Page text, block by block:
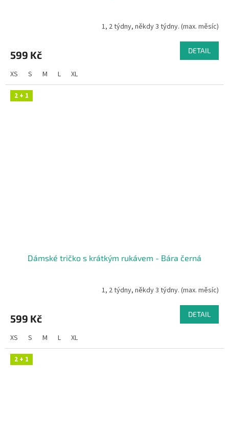
1, 2 týdny, někdy 3 týdny. (max. měsíc)
599 Kč DETAIL
XS S M L XL
2 + 1
Dámské tričko s krátkým rukávem - Bára černá
1, 2 týdny, někdy 3 týdny. (max. měsíc)
599 Kč DETAIL
XS S M L XL
2 + 1